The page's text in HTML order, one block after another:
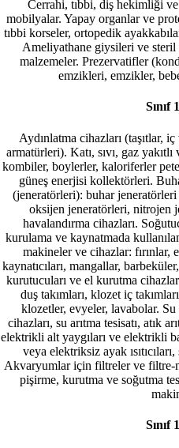
Cerrahi, tıbbi, diş hekimliği
mobilyalar. Yapay organlar ve
tıbbi korseler, ortopedik
Ameliyathane giysileri ve steril
malzemeler. Prezervatifler
emzikleri, emzikler,
Sınıf
Aydınlatma cihazları (taşıtlar,
armatürleri). Katı, sıvı, gaz
kombiler, boylerler, kaloriferler
güneş enerjisi kollektörleri.
(jeneratörleri): buhar
oksijen jeneratörleri, nitrojen
havalandırma cihazları.
kurulama ve kaynatmada
makineler ve cihazlar:
kaynatıcıları, mangallar,
kurutucuları ve el kurutma
duş takımları, klozet iç
klozetler, evyeler, lavabolar. Su
cihazları, su arıtma tesisatı, atık
elektrikli alt yaygıları ve elektrikli
veya elektriksiz ayak
Akvaryumlar için filtreler ve filtre-
pişirme, kurutma ve soğutma
Sınıf